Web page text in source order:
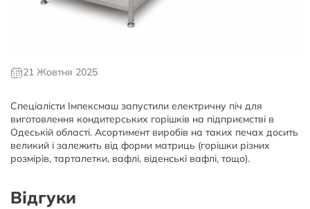
21 Жовтня 2025
Спеціалісти Імпексмаш запустили електричну піч для
виготовлення кондитерських горішків на підприємстві в
Одеській області. Асортимент виробів на таких печах досить
великий і залежить від форми матриць (горішки різних
розмірів, тарталетки, вафлі, віденські вафлі, тощо).
Відгуки